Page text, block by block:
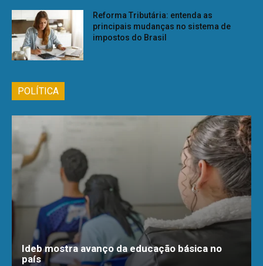
Reforma Tributária: entenda as
principais mudanças no sistema de
impostos do Brasil
POLÍTICA
Ideb mostra avanço da educação básica no
país